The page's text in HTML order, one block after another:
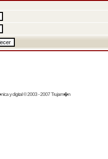
y digital © 2003 - 2007 Trujam�n